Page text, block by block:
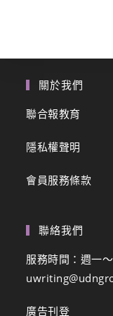
關於我們
聯合報教育
隱私權聲明
會員服務條款
聯絡我們
服務時間：週一
廣告刊登